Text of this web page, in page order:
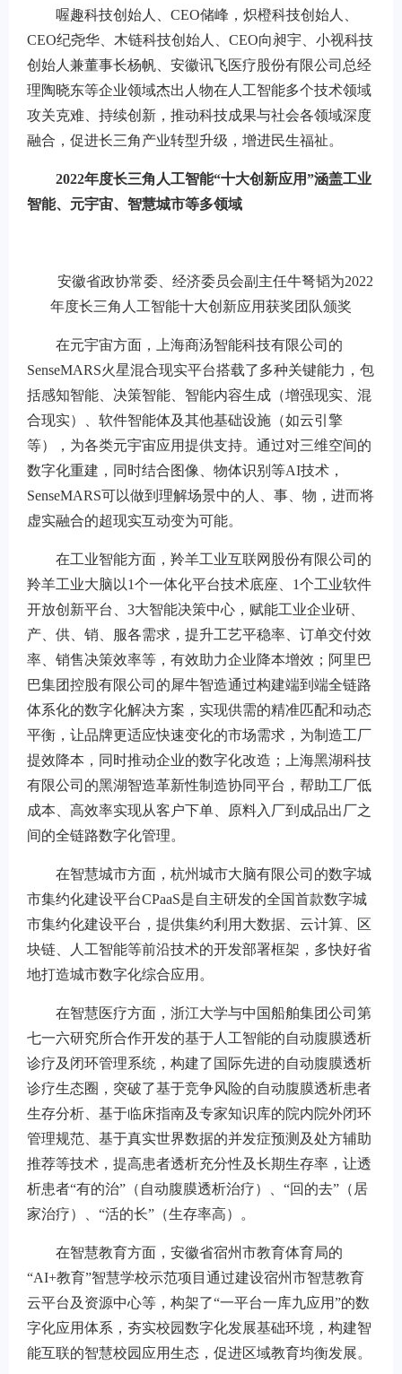
喔趣科技创始人、CEO储峰，炽橙科技创始人、
CEO纪尧华、木链科技创始人、CEO向昶宇、小视科技
创始人兼董事长杨帆、安徽讯飞医疗股份有限公司总经
理陶晓东等企业领域杰出人物在人工智能多个技术领域
攻关克难、持续创新，推动科技成果与社会各领域深度
融合，促进长三角产业转型升级，增进民生福祉。
2022年度长三角人工智能“十大创新应用”涵盖工业
智能、元宇宙、智慧城市等多领域
安徽省政协常委、经济委员会副主任牛弩韬为2022
年度长三角人工智能十大创新应用获奖团队颁奖
在元宇宙方面，上海商汤智能科技有限公司的
SenseMARS火星混合现实平台搭载了多种关键能力，包
括感知智能、决策智能、智能内容生成（增强现实、混
合现实）、软件智能体及其他基础设施（如云引擎
等），为各类元宇宙应用提供支持。通过对三维空间的
数字化重建，同时结合图像、物体识别等AI技术，
SenseMARS可以做到理解场景中的人、事、物，进而将
虚实融合的超现实互动变为可能。
在工业智能方面，羚羊工业互联网股份有限公司的
羚羊工业大脑以1个一体化平台技术底座、1个工业软件
开放创新平台、3大智能决策中心，赋能工业企业研、
产、供、销、服各需求，提升工艺平稳率、订单交付效
率、销售决策效率等，有效助力企业降本增效；阿里巴
巴集团控股有限公司的犀牛智造通过构建端到端全链路
体系化的数字化解决方案，实现供需的精准匹配和动态
平衡，让品牌更适应快速变化的市场需求，为制造工厂
提效降本，同时推动企业的数字化改造；上海黑湖科技
有限公司的黑湖智造革新性制造协同平台，帮助工厂低
成本、高效率实现从客户下单、原料入厂到成品出厂之
间的全链路数字化管理。
在智慧城市方面，杭州城市大脑有限公司的数字城
市集约化建设平台CPaaS是自主研发的全国首款数字城
市集约化建设平台，提供集约利用大数据、云计算、区
块链、人工智能等前沿技术的开发部署框架，多快好省
地打造城市数字化综合应用。
在智慧医疗方面，浙江大学与中国船舶集团公司第
七一六研究所合作开发的基于人工智能的自动腹膜透析
诊疗及闭环管理系统，构建了国际先进的自动腹膜透析
诊疗生态圈，突破了基于竞争风险的自动腹膜透析患者
生存分析、基于临床指南及专家知识库的院内院外闭环
管理规范、基于真实世界数据的并发症预测及处方辅助
推荐等技术，提高患者透析充分性及长期生存率，让透
析患者“有的治”（自动腹膜透析治疗）、“回的去”（居
家治疗）、“活的长”（生存率高）。
在智慧教育方面，安徽省宿州市教育体育局的
“AI+教育”智慧学校示范项目通过建设宿州市智慧教育
云平台及资源中心等，构架了“一平台一库九应用”的数
字化应用体系，夯实校园数字化发展基础环境，构建智
能互联的智慧校园应用生态，促进区域教育均衡发展。